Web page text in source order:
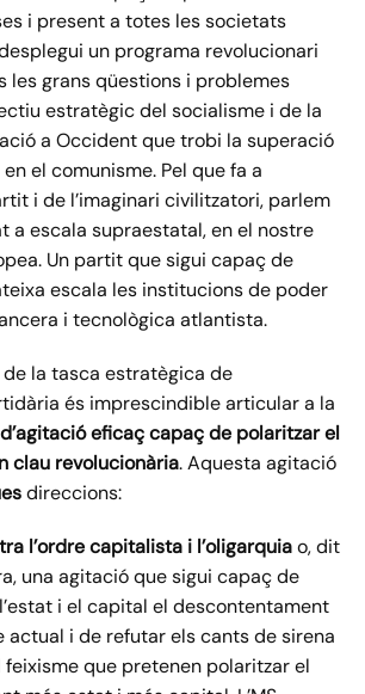
i present a totes les societats
un programa revolucionari
les grans qüestions i problemes
estratègic del socialisme i de la
a Occident que trobi la superació
el comunisme. Pel que fa a
i de l’imaginari civilitzatori, parlem
a escala supraestatal, en el nostre
Un partit que sigui capaç de
escala les institucions de poder
i tecnològica atlantista.
de la tasca estratègica de
és imprescindible articular a la
eficaç capaç de polaritzar el
clau revolucionària. Aquesta agitació
direccions:
l’ordre capitalista i l’oligarquiao, dit
una agitació que sigui capaç de
i el capital el descontentament
actual i de refutar els cants de sirena
feixisme que pretenen polaritzar el